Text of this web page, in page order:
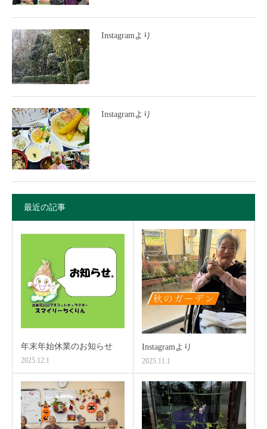
Instagramより
Instagramより
最近の記事
年末年始休業のお知らせ
2025.12.1
Instagramより
2025.11.1